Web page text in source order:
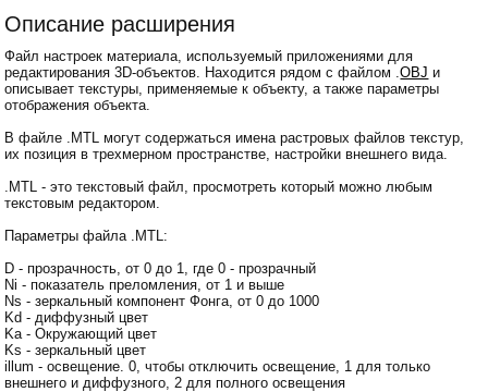
Описание расширения
Файл настроек материала, используемый приложениями для
редактирования 3D-объектов. Находится рядом с файлом .OBJ и
описывает текстуры, применяемые к объекту, а также параметры
отображения объекта.
В файле .MTL могут содержаться имена растровых файлов текстур,
их позиция в трехмерном пространстве, настройки внешнего вида.
.MTL - это текстовый файл, просмотреть который можно любым
текстовым редактором.
Параметры файла .MTL:
D - прозрачность, от 0 до 1, где 0 - прозрачный
Ni - показатель преломления, от 1 и выше
Ns - зеркальный компонент Фонга, от 0 до 1000
Kd - диффузный цвет
Ka - Окружающий цвет
Ks - зеркальный цвет
illum - освещение. 0, чтобы отключить освещение, 1 для только
внешнего и диффузного, 2 для полного освещения